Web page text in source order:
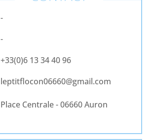
-
-
+33(0)6 13 34 40 96
leptitflocon06660@gmail.com
Place Centrale - 06660 Auron